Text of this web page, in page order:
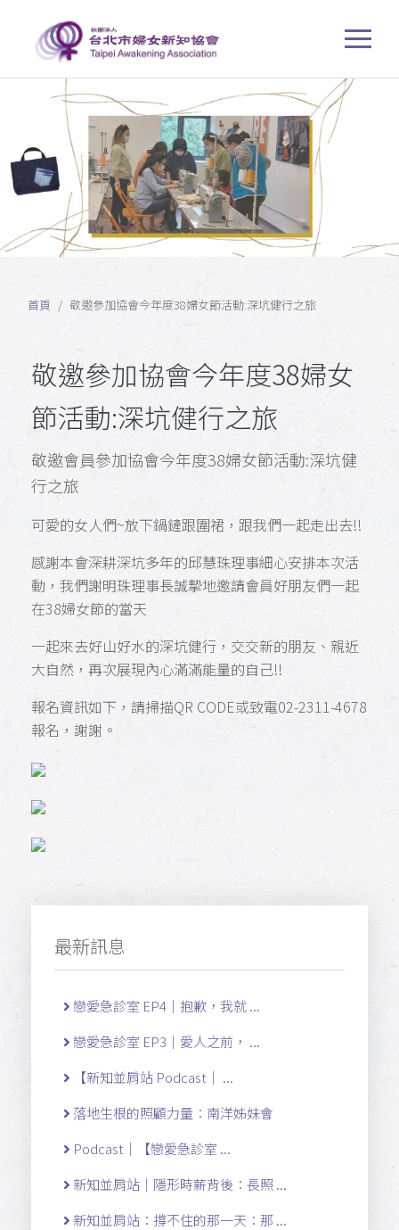
首頁 敬邀參加協會今年度38婦女節活動:深坑健行之旅
敬邀參加協會今年度38婦女
節活動:深坑健行之旅
敬邀會員參加協會今年度38婦女節活動:深坑健
行之旅
可愛的女人們~放下鍋鏟跟圍裙，跟我們一起走出去!!
感謝本會深耕深坑多年的邱慧珠理事細心安排本次活
動，我們謝明珠理事長誠摯地邀請會員好朋友們一起
在38婦女節的當天
一起來去好山好水的深坑健行，交交新的朋友、親近
大自然，再次展現內心滿滿能量的自己!!
報名資訊如下，請掃描QR CODE或致電02-2311-4678
報名，謝謝。
最新訊息
戀愛急診室 EP4｜抱歉，我就 ...
戀愛急診室 EP3｜愛人之前， ...
【新知並肩站 Podcast｜ ...
落地生根的照顧力量：南洋姊妹會
Podcast｜【戀愛急診室 ...
新知並肩站｜隱形時薪背後：長照 ...
新知並肩站：撐不住的那一天：那 ...